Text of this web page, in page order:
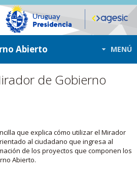
Abierto MENÚ
de Gobierno
que explica cómo utilizar el Mirador
al ciudadano que ingresa al
de los proyectos que componen los
Abierto.